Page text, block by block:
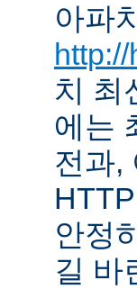
아파
치 최
에는
전과,
안정
길 바